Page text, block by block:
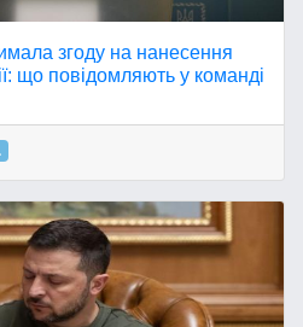
згоду на нанесення
що повідомляють у команді